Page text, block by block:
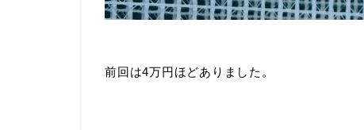
前回は4万円ほどありました。